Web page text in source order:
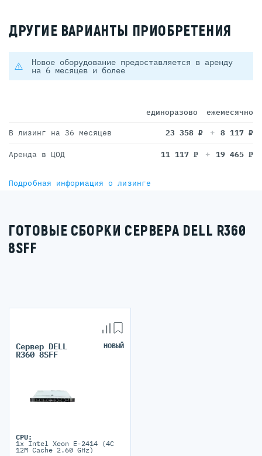
ДРУГИЕ ВАРИАНТЫ ПРИОБРЕТЕНИЯ
Новое оборудование предоставляется в аренду
на 6 месяцев и более
единоразово ежемесячно
В лизинг на 36 месяцев 23 358 ₽ 8 117 ₽
Аренда в ЦОД 11 117 ₽ 19 465 ₽
Подробная информация о лизинге
ГОТОВЫЕ СБОРКИ СЕРВЕРА DELL R360
8SFF
Сервер DELL
R360 8SFF
НОВЫЙ
CPU:
1x Intel Xeon E-2414 (4C
12M Cache 2.60 GHz)